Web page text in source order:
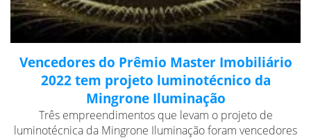
Vencedores do Prêmio Master Imobiliário
2022 tem projeto luminotécnico da
Mingrone Iluminação
Três empreendimentos que levam o projeto de
luminotécnica da Mingrone Iluminação foram vencedores